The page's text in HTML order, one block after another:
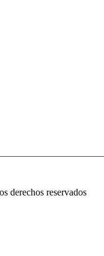
derechos reservados